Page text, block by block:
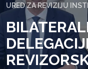
URED ZA REVIZIJU